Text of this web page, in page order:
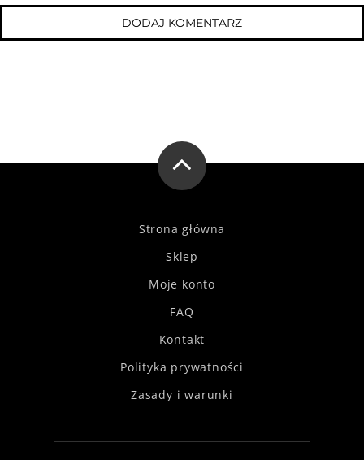
Strona główna
Sklep
Moje konto
FAQ
Kontakt
Polityka prywatności
Zasady i warunki